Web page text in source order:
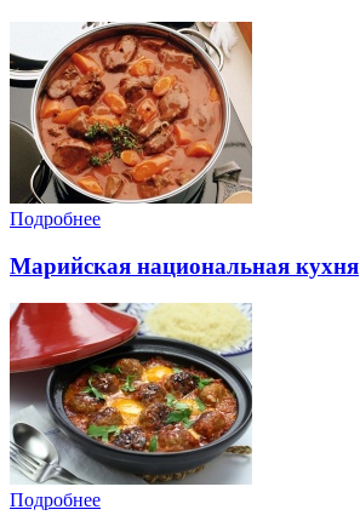
Подробнее
Марийская национальная кухня
Подробнее